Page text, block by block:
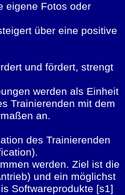
eigene Fotos oder
über eine positive
und fördert, strengt
werden als Einheit
Trainierenden mit dem
an.
des Trainierenden
werden. Ziel ist die
und ein möglichst
Softwareprodukte [s1]